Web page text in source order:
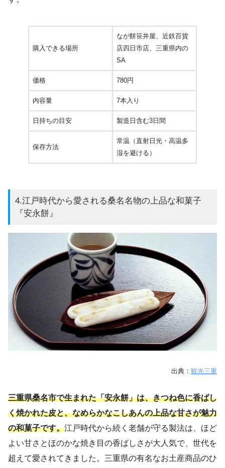
購入できる場所
なが餅笹井屋、近鉄百貨
店四日市店、三重県内の
SA
価格 780円
内容量 7本入り
日持ちの目安 製造日含む3日間
保存方法
常温（直射日光・高温多
湿を避ける）
4.江戸時代から愛される桑名名物の上品な和菓子
『安永餅』
出典： 観光三重
三重県桑名市で生まれた「安永餅」は、きつね色に香ばし
く焼かれた皮と、なめらかなこしあんの上品な甘さが魅力
の和菓子です。江戸時代から続く老舗が守る製法は、ほど
よい甘さとほのかな焼き目の香ばしさが大人気で、世代を
超えて愛されてきました。三重県の有名なお土産商品のひ